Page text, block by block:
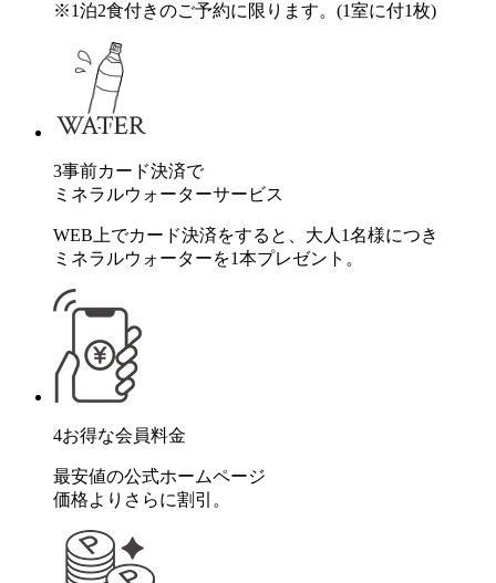
※1泊2食付きのご予約に限ります。(1室に付1枚)
3事前カード決済で
ミネラルウォーターサービス
WEB上でカード決済をすると、大人1名様につき
ミネラルウォーターを1本プレゼント。
4お得な会員料金
最安値の公式ホームページ
価格よりさらに割引。